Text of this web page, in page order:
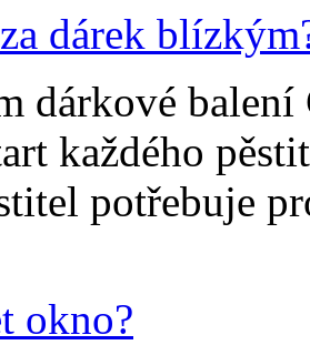
dárek
dárkové
každého
potřebuje
okno?